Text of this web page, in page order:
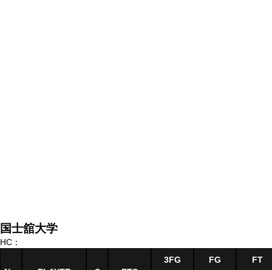
国士舘大学
HC：
3FG FG FT